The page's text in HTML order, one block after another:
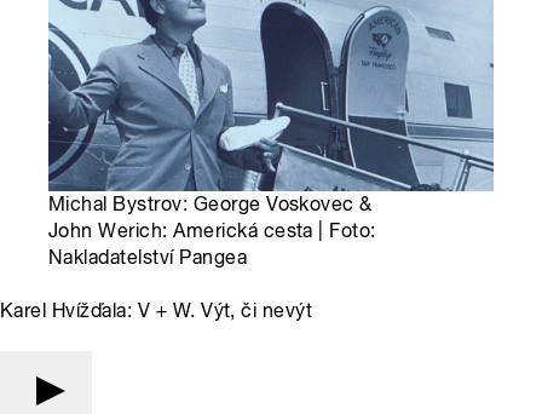
Michal Bystrov: George Voskovec &
John Werich: Americká cesta | Foto:
Nakladatelství Pangea
Karel Hvížďala: V + W. Výt, či nevýt